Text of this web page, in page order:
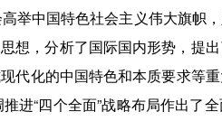
举中国特色社会主义伟大旗帜
想，分析了国际国内形势，提
代化的中国特色和本质要求等
进“四个全面”战略布局作出了